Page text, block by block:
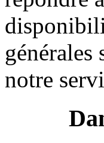
notre